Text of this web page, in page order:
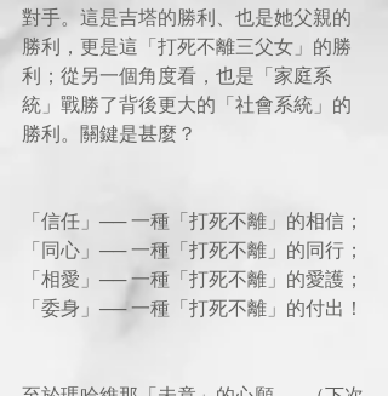
對手。這是吉塔的勝利、也是她父親的
勝利，更是這「打死不離三父女」的勝
利；從另一個角度看，也是「家庭系
統」戰勝了背後更大的「社會系統」的
勝利。關鍵是甚麼？
「信任」── 一種「打死不離」的相信；
「同心」── 一種「打死不離」的同行；
「相愛」── 一種「打死不離」的愛護；
「委身」── 一種「打死不離」的付出！